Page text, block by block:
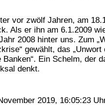
vor zwölf Jahren, am
Als er ihn am 6.1.2009
2008 hinter uns. Zum
gewählt, das „Unwort
Banken“. Ein Schelm, der
denkt.
2019, 16:05:23